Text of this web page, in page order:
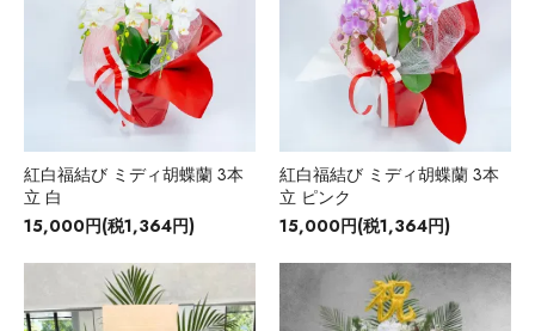
紅白福結び ミディ胡蝶蘭 3本
立 白
15,000円(税1,364円)
紅白福結び ミディ胡蝶蘭 3本
立 ピンク
15,000円(税1,364円)